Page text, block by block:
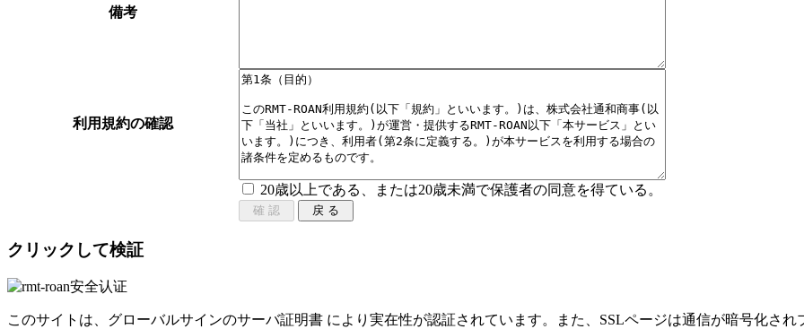
備考
利用規約の確認
20歳以上である、または20歳未満で保護者の同意を得ている。
クリックして検証
このサイトは、グローバルサインのサーバ証明書 により実在性が認証されています。また、SSLページは通信が暗号化され